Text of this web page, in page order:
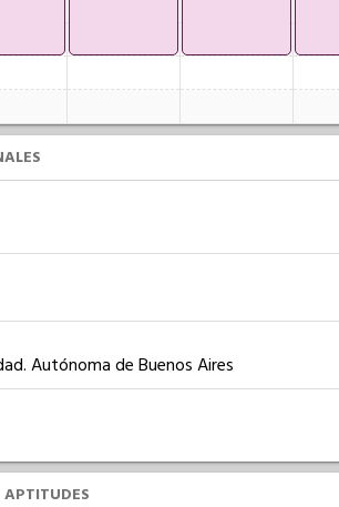
Autónoma de Buenos Aires